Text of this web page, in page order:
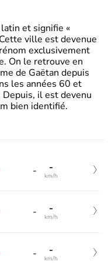
et signifie «
ville est devenue
exclusivement
On le retrouve en
de Gaëtan depuis
les années 60 et
il est devenu
bien identifié.
- -
km/h
- -
km/h
- -
km/h